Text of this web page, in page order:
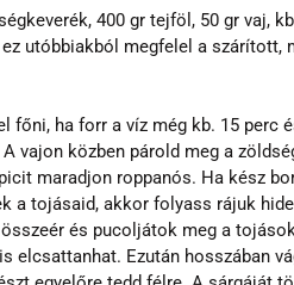
400 gr tejföl, 50 gr vaj,
ez utóbbiakból megfelel a
főni, ha forr a víz még kb. 15 perc
vajon közben párold meg a
maradjon roppanós. Ha kész
a tojásaid, akkor folyass rájuk
és pucoljátok meg a
elcsattanhat. Ezután hosszában